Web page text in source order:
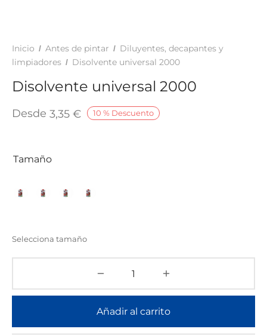
Inicio / Antes de pintar / Diluyentes, decapantes y
limpiadores / Disolvente universal 2000
Disolvente universal 2000
10 % Descuento
Desde 3,35 €
Tamaño
Selecciona tamaño
Añadir al carrito
TINTES Y MANUALIDADES